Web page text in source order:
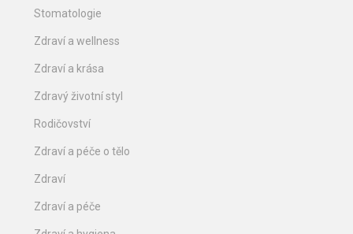
Stomatologie
Zdraví a wellness
Zdraví a krása
Zdravý životní styl
Rodičovství
Zdraví a péče o tělo
Zdraví
Zdraví a péče